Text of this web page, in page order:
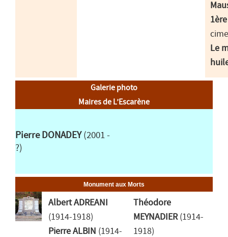
Le
Galerie photo
Maires de L’Escarène
Pierre DONADEY(2001 -
?)
Monument aux Morts
Albert ADREANI
(1914-1918)
Pierre ALBIN (1914-
Théodore
MEYNADIER(1914-
1918)